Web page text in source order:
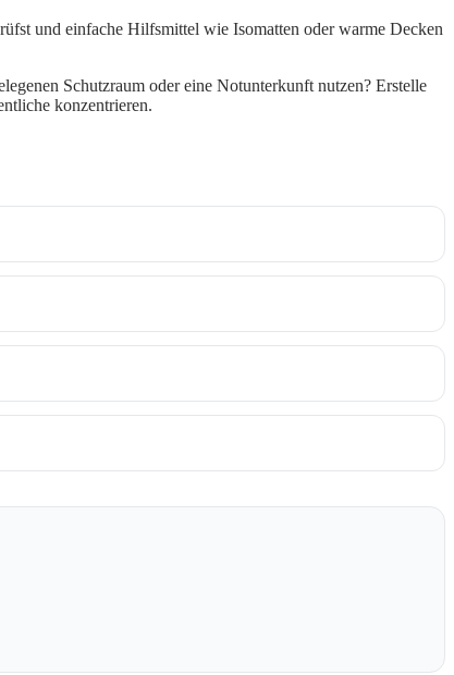
und einfache Hilfsmittel wie Isomatten oder warme Decken
Schutzraum oder eine Notunterkunft nutzen? Erstelle
konzentrieren.